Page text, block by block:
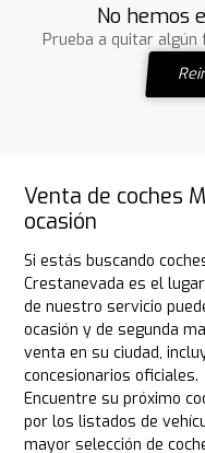
No hemos
Prueba a quitar
Venta de coches
ocasión
Si estás buscando
Crestanevada es el
de nuestro servicio
ocasión y de segunda
venta en su ciudad,
concesionarios oficiales.
Encuentre su próximo
por los listados de
mayor selección de